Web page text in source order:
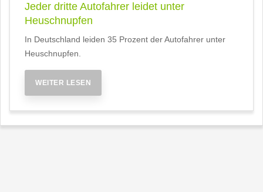
Jeder dritte Autofahrer leidet unter
Heuschnupfen
In Deutschland leiden 35 Prozent der Autofahrer unter
Heuschnupfen.
WEITER LESEN